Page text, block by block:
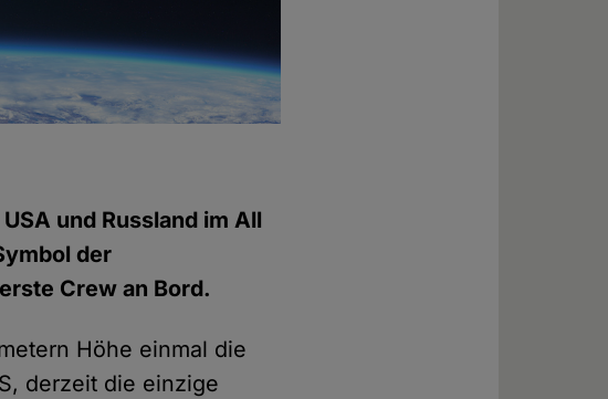
und Russland im All
der
Crew an Bord.
Höhe einmal die
derzeit die einzige